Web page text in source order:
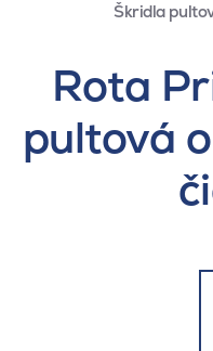
Škridla
Rota
pultová